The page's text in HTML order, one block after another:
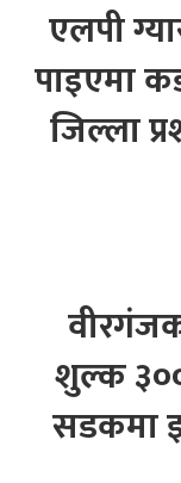
एलपी
पाइएमा
जिल्ला
शुल्क
सडकमा